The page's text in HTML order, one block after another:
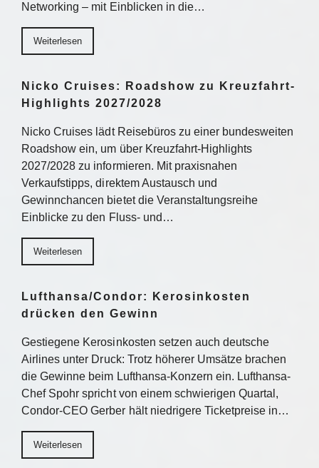
Networking – mit Einblicken in die…
Weiterlesen
Nicko Cruises: Roadshow zu Kreuzfahrt-
Highlights 2027/2028
Nicko Cruises lädt Reisebüros zu einer bundesweiten
Roadshow ein, um über Kreuzfahrt-Highlights
2027/2028 zu informieren. Mit praxisnahen
Verkaufstipps, direktem Austausch und
Gewinnchancen bietet die Veranstaltungsreihe
Einblicke zu den Fluss- und…
Weiterlesen
Lufthansa/Condor: Kerosinkosten
drücken den Gewinn
Gestiegene Kerosinkosten setzen auch deutsche
Airlines unter Druck: Trotz höherer Umsätze brachen
die Gewinne beim Lufthansa-Konzern ein. Lufthansa-
Chef Spohr spricht von einem schwierigen Quartal,
Condor-CEO Gerber hält niedrigere Ticketpreise in…
Weiterlesen